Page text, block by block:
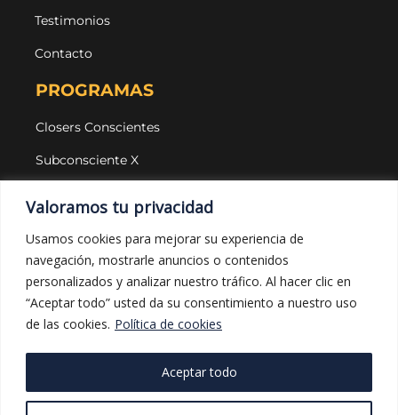
Valoramos tu privacidad
Usamos cookies para mejorar su experiencia de
navegación, mostrarle anuncios o contenidos
personalizados y analizar nuestro tráfico. Al hacer clic en
“Aceptar todo” usted da su consentimiento a nuestro uso
de las cookies. Política de cookies
Aceptar todo
Testimonios
Contacto
PROGRAMAS
Closers Conscientes
Subconsciente X
LEGAL Y PROTECCIÓN
Aviso legal
Política de privacidad
Política de cookies